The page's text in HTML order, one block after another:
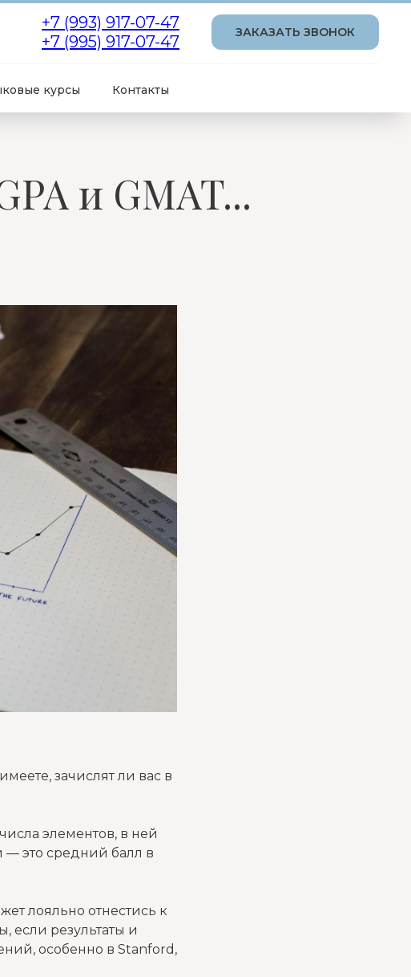
+7 (993) 917-07-47
+7 (995) 917-07-47
ЗАКАЗАТЬ ЗВОНОК
курсы Контакты
и GMAT...
зачислят ли вас в
элементов, в ней
— это средний балл в
лояльно отнестись к
если результаты и
особенно в Stanford,